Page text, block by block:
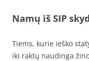
Namų iš SIP
Tiems, kurie ieško
iki raktų naudinga